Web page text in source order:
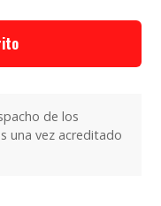
de los
una vez acreditado